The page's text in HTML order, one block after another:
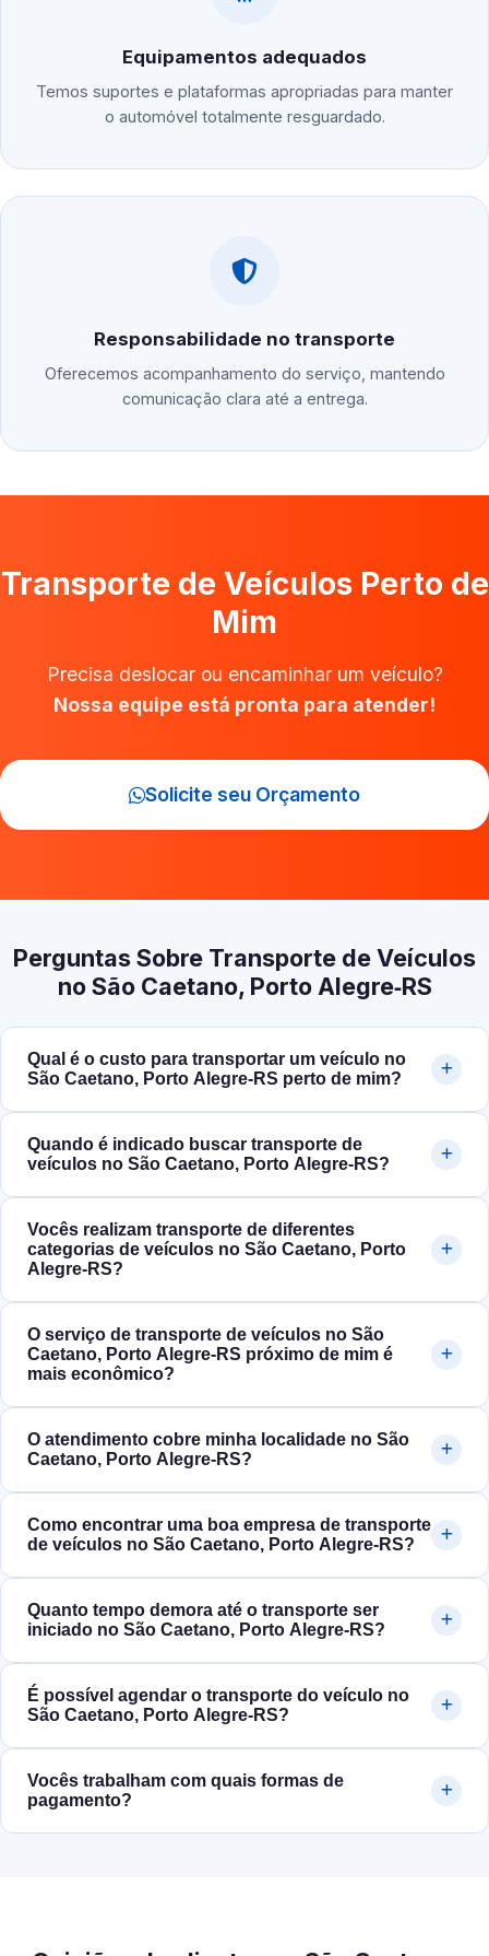
Equipamentos adequados
Temos suportes e plataformas apropriadas para manter
o automóvel totalmente resguardado.
Responsabilidade no transporte
Oferecemos acompanhamento do serviço, mantendo
comunicação clara até a entrega.
Transporte de Veículos Perto de
Mim
Precisa deslocar ou encaminhar um veículo?
Nossa equipe está pronta para atender!
Solicite seu Orçamento
Perguntas Sobre Transporte de Veículos
no São Caetano, Porto Alegre‑RS
Qual é o custo para transportar um veículo no
São Caetano, Porto Alegre‑RS perto de mim?
Quando é indicado buscar transporte de
veículos no São Caetano, Porto Alegre‑RS?
Vocês realizam transporte de diferentes
categorias de veículos no São Caetano, Porto
Alegre‑RS?
O serviço de transporte de veículos no São
Caetano, Porto Alegre‑RS próximo de mim é
mais econômico?
O atendimento cobre minha localidade no São
Caetano, Porto Alegre‑RS?
Como encontrar uma boa empresa de transporte
de veículos no São Caetano, Porto Alegre‑RS?
Quanto tempo demora até o transporte ser
iniciado no São Caetano, Porto Alegre‑RS?
É possível agendar o transporte do veículo no
São Caetano, Porto Alegre‑RS?
Vocês trabalham com quais formas de
pagamento?